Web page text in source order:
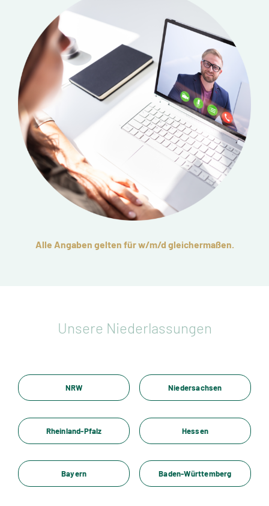
Alle Angaben gelten für w/m/d gleichermaßen.
Unsere Niederlassungen
NRW Niedersachsen
Rheinland-Pfalz Hessen
Bayern Baden-Württemberg